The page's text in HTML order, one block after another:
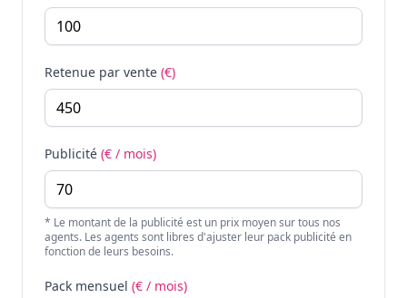
Retenue par vente (€)
Publicité (€ / mois)
* Le montant de la publicité est un prix moyen sur tous nos
agents. Les agents sont libres d'ajuster leur pack publicité en
fonction de leurs besoins.
Pack mensuel (€ / mois)